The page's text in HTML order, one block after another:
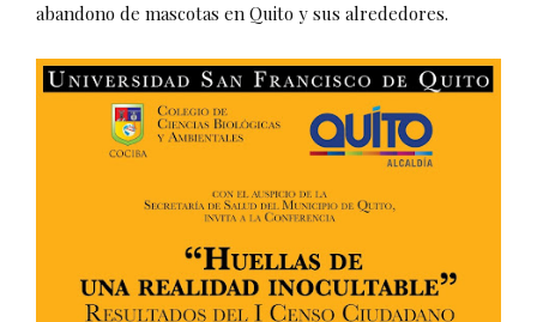
abandono de mascotas en Quito y sus alrededores.